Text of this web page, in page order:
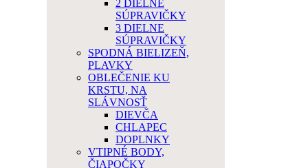
2 DIELNE
SÚPRAVIČKY
3 DIELNE
SÚPRAVIČKY
SPODNÁ BIELIZEŇ,
PLAVKY
OBLEČENIE KU
KRSTU, NA
SLÁVNOSŤ
DIEVČA
CHLAPEC
DOPLNKY
VTIPNÉ BODY,
ČIAPOČKY